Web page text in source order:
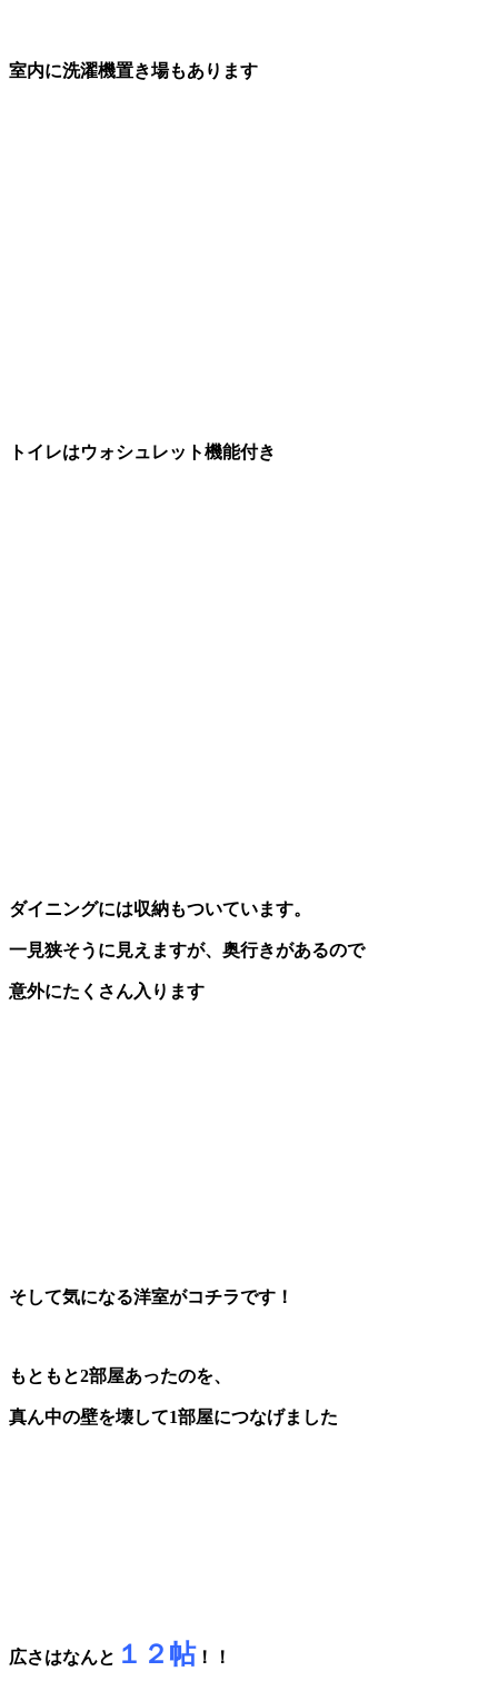
室内に洗濯機置き場もあります
トイレはウォシュレット機能付き
ダイニングには収納もついています。
一見狭そうに見えますが、奥行きがあるので
意外にたくさん入ります
そして気になる洋室がコチラです！
もともと2部屋あったのを、
真ん中の壁を壊して1部屋につなげました
広さはなんと １２帖 ！！